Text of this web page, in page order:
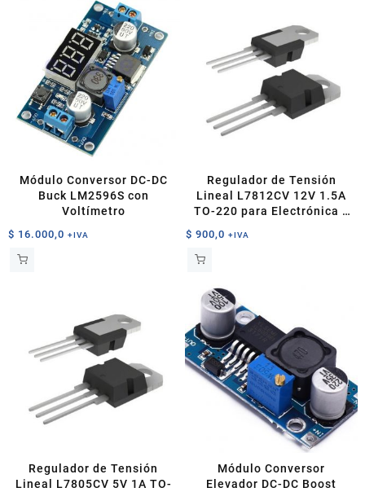
Módulo Conversor DC-DC
Buck LM2596S con
Voltímetro
$ 16.000,0 +IVA
Regulador de Tensión
Lineal L7812CV 12V 1.5A
TO-220 para Electrónica y
$ 900,0 +IVA
Regulador de Tensión
Lineal L7805CV 5V 1A TO-
Módulo Conversor
Elevador DC-DC Boost